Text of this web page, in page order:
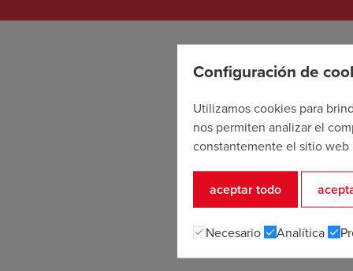
Configuración de
Utilizamos cookies para
nos permiten analizar el
constantemente el sitio web
aceptar todo
Necesario Analítica